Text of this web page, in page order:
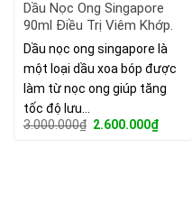
Dầu Nọc Ong Singapore
90ml Điều Trị Viêm Khớp.
Dầu nọc ong singapore là
một loại dầu xoa bóp được
làm từ nọc ong giúp tăng
tốc độ lưu…
3.000.000₫ Giá
2.600.000₫Giá
hiện